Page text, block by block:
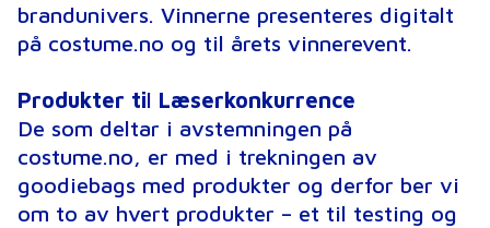
brandunivers. Vinnerne presenteres digitalt
på costume.no og til årets vinnerevent.
Produkter til Læserkonkurrence
De som deltar i avstemningen på
costume.no, er med i trekningen av
goodiebags med produkter og derfor ber vi
om to av hvert produkter – et til testing og